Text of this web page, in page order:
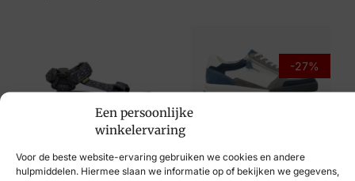
Een persoonlijke
winkelervaring
Voor de beste website-ervaring gebruiken we cookies en andere
hulpmiddelen. Hiermee slaan we informatie op of bekijken we gegevens,
Merk
Australian
Artikelnummer
15.1620.01-D16
€109,95
-27%
€204,95€149,95